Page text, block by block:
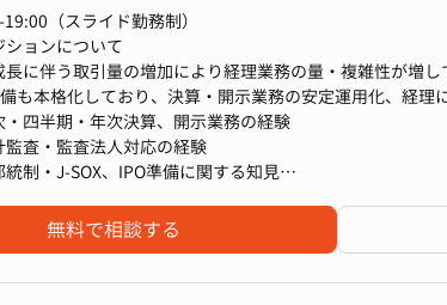
には、志向性や強みに応じて以下のようなキャリアパスを
任者（マネージャー）
をリードし、体制構築や経営数字の精度向上を担うポジシ
画・管理会計領域
ータの分析・活用を通じて、経営判断に関わる立場へキ
支える仕事から、会社を動かす仕事へ。成長フェーズな
ただけます。
が描きたい成長曲線を、私たちと一緒に形にしていきまし
後の流れ】
は全体研修を実施し、会社の理念や事業内容、各種制度に
は、配属部署にて実務を通じたOJTでキャッチアップを進
としてご活躍いただけるよう、必要に応じてサポートし
期化の推進
ロー改善の提案・実行
人とのやりとりに慣れ、資料対応を自走
準備業務の一部を担当（内部統制・資料作成）
ネージャー候補として、決算全体をリード
の明確なキャリアパスがあります）
（スライド勤務制）
ョンについて
長に伴う取引量の増加により経理業務の量・複雑性が増し
も本格化しており、決算・開示業務の安定運用化、経
応等が急務になっています。
え、経理を含めたバックオフィス領域全般を全て統括し
・四半期・年次決算、開示業務の経験
監査・監査法人対応の経験
統制・J-SOX、IPO準備に関する知見
無料で相談する